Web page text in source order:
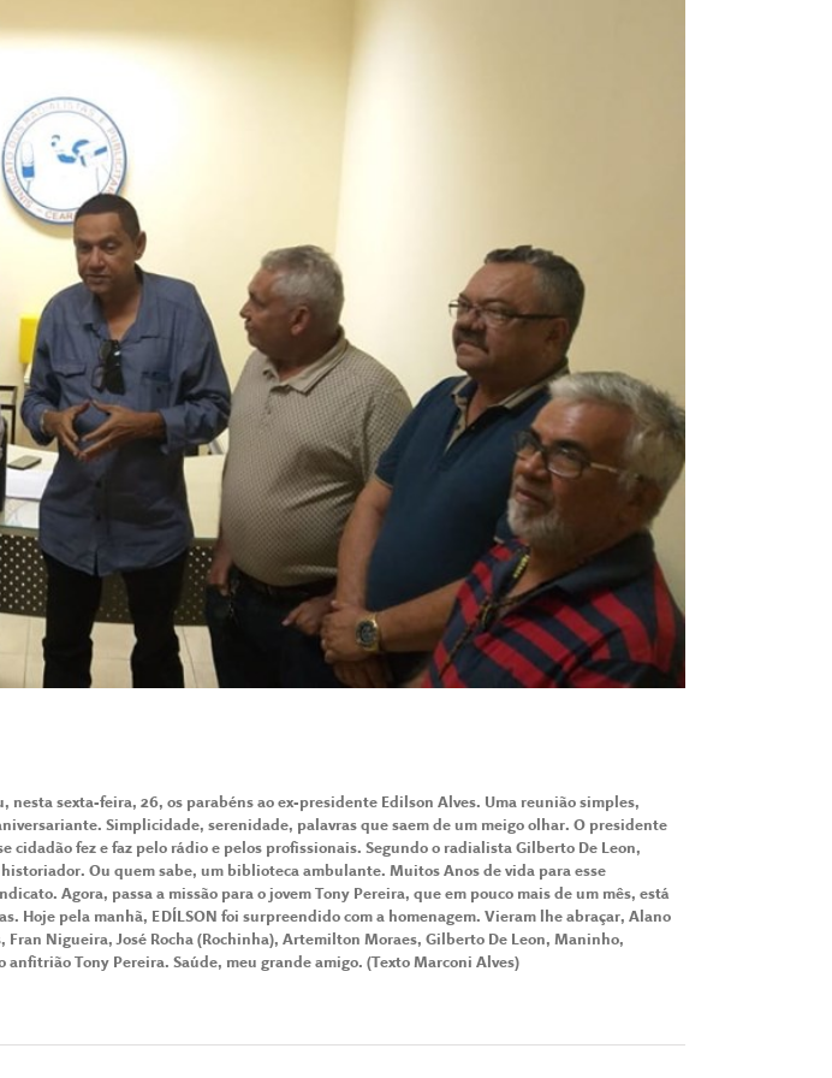
nesta sexta-feira, 26, os parabéns ao ex-presidente Edilson Alves. Uma reunião simples,
Simplicidade, serenidade, palavras que saem de um meigo olhar. O presidente
cidadão fez e faz pelo rádio e pelos profissionais. Segundo o radialista Gilberto De Leon,
r. Ou quem sabe, um biblioteca ambulante. Muitos Anos de vida para esse
Agora, passa a missão para o jovem Tony Pereira, que em pouco mais de um mês, está
Hoje pela manhã, EDÍLSON foi surpreendido com a homenagem. Vieram lhe abraçar, Alano
Nigueira, José Rocha (Rochinha), Artemilton Moraes, Gilberto De Leon, Maninho,
anfitrião Tony Pereira. Saúde, meu grande amigo. (Texto Marconi Alves)